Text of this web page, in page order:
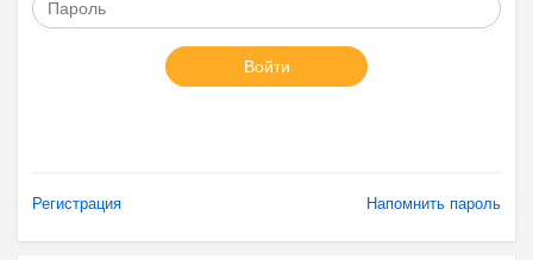
Войти
Регистрация Напомнить пароль